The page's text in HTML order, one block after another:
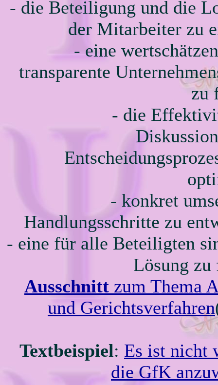
- die Beteiligung und die
der Mitarbeiter zu
- eine
transparente
zu
- die
- konkret
Handlungsschritte zu
- eine für alle Beteiligten
Lösung
Ausschnitt zum Thema
und Gerichtsverfahren
Textbeispiel: Es ist nicht
die GfK